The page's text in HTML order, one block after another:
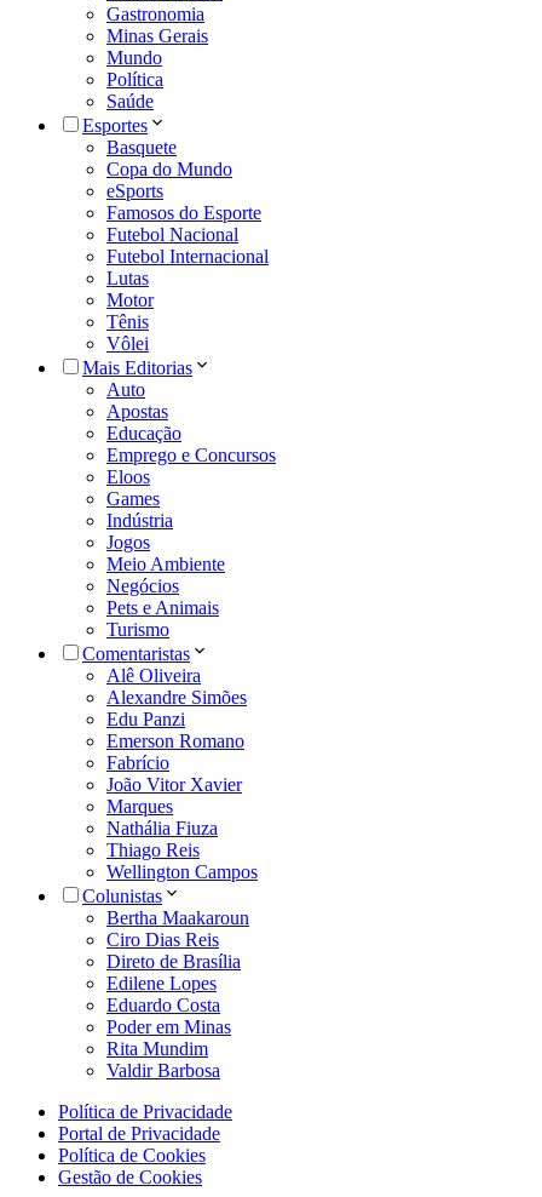
Gastronomia
Minas Gerais
Mundo
Política
Saúde
Esportes
Basquete
Copa do Mundo
eSports
Famosos do Esporte
Futebol Nacional
Futebol Internacional
Lutas
Motor
Tênis
Vôlei
Mais Editorias
Auto
Apostas
Educação
Emprego e Concursos
Eloos
Games
Indústria
Jogos
Meio Ambiente
Negócios
Pets e Animais
Turismo
Comentaristas
Alê Oliveira
Alexandre Simões
Edu Panzi
Emerson Romano
Fabrício
João Vitor Xavier
Marques
Nathália Fiuza
Thiago Reis
Wellington Campos
Colunistas
Bertha Maakaroun
Ciro Dias Reis
Direto de Brasília
Edilene Lopes
Eduardo Costa
Poder em Minas
Rita Mundim
Valdir Barbosa
Política de Privacidade
Portal de Privacidade
Política de Cookies
Gestão de Cookies